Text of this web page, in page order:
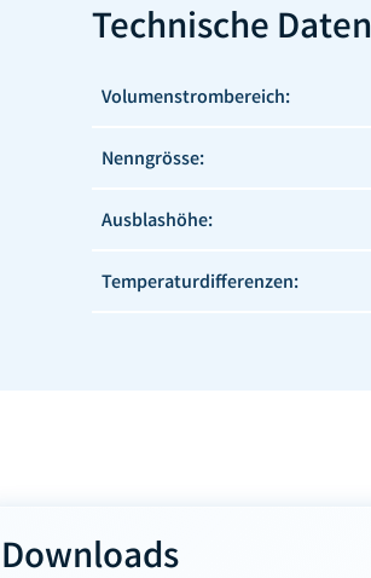
Technische Daten
Volumenstrombereich:
Nenngrösse:
Ausblashöhe:
Temperaturdifferenzen:
Downloads